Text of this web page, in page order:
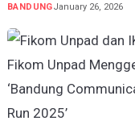
BANDUNGJanuary 26, 2026